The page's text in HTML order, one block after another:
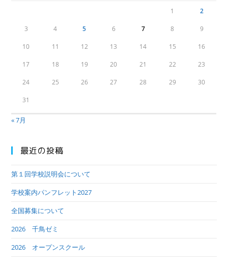
1 2
3 4 5 6 7 8 9
10 11 12 13 14 15 16
17 18 19 20 21 22 23
24 25 26 27 28 29 30
31
« 7月
最近の投稿
第１回学校説明会について
学校案内パンフレット2027
全国募集について
2026 千鳥ゼミ
2026 オープンスクール